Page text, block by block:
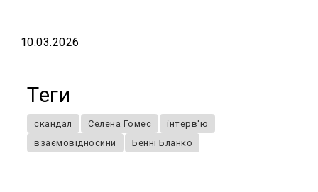
10.03.2026
Теги
скандал Селена Гомес
інтерв'ю
взаємовідносини
Бенні Бланко